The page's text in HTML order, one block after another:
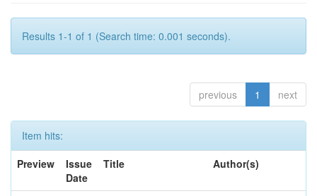
Results 1-1 of 1 (Search time: 0.001 seconds).
previous 1 next
Item hits:
Preview
Issue
Date
Title Author(s)